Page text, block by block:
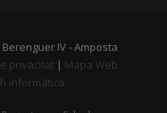
IV - Amposta
privacitat| Mapa Web
Informática